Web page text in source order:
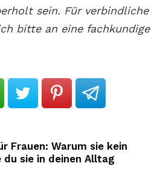
sein. Für verbindliche
bitte an eine fachkundige
Frauen: Warum sie kein
sie in deinen Alltag